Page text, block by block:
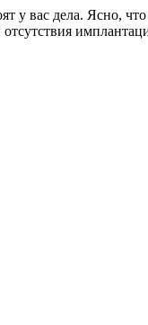
у вас дела. Ясно,